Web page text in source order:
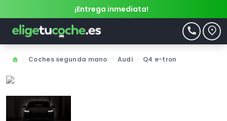
¡Entrega inmediata!
Coches segunda mano Audi Q4 e-tron